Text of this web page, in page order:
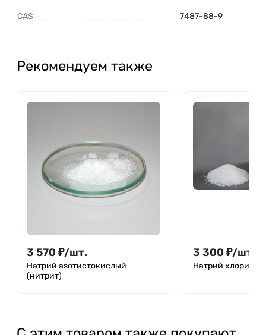
CAS 7487-88-9
Рекомендуем также
3 570 ₽/шт.
Натрий азотистокислый
(нитрит)
3 300 ₽/шт.
Натрий